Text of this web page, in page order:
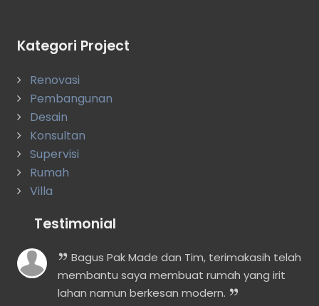
Kategori Project
Renovasi
Pembangunan
Desain
Konsultan
Supervisi
Rumah
Villa
Testimonial
Bagus Pak Made dan Tim, terimakasih telah
membantu saya membuat rumah yang irit
lahan namun berkesan modern.